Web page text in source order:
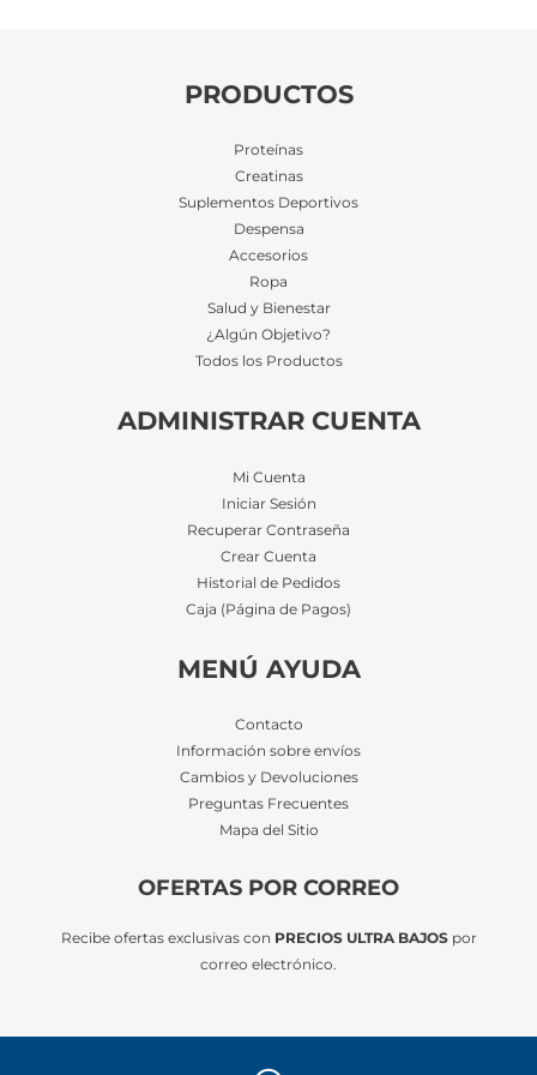
PRODUCTOS
Proteínas
Creatinas
Suplementos Deportivos
Despensa
Accesorios
Ropa
Salud y Bienestar
¿Algún Objetivo?
Todos los Productos
ADMINISTRAR CUENTA
Mi Cuenta
Iniciar Sesión
Recuperar Contraseña
Crear Cuenta
Historial de Pedidos
Caja (Página de Pagos)
MENÚ AYUDA
Contacto
Información sobre envíos
Cambios y Devoluciones
Preguntas Frecuentes
Mapa del Sitio
OFERTAS POR CORREO
Recibe ofertas exclusivas con PRECIOS ULTRA BAJOSpor
correo electrónico.